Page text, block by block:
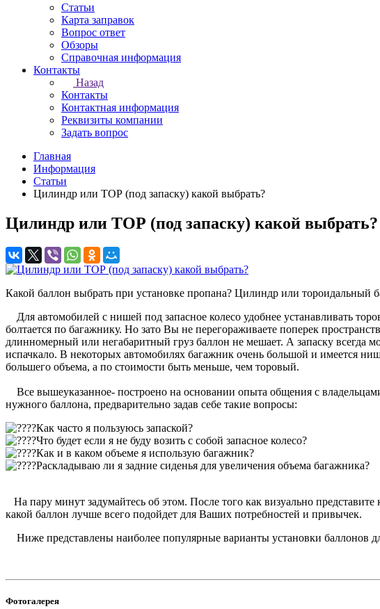
Статьи
Карта заправок
Вопрос ответ
Обзоры
Справочная информация
Контакты
Назад
Контакты
Контактная информация
Реквизиты компании
Задать вопрос
Главная
Информация
Статьи
Цилиндр или ТОР (под запаску) какой выбрать?
Цилиндр или ТОР (под запаску) какой выбрать?
Какой баллон выбрать при установке пропана? Цилиндр или
Для автомобилей с нишей под запасное колесо удобнее устанавливать
болтается по багажнику. Но зато Вы не перегораживаете поперек
длинномерный или негабаритный груз баллон не мешает. А запаску всегда
испачкало. В некоторых автомобилях багажник очень большой и имеется
большего объема, а по стоимости быть меньше, чем торовый.
Все вышеуказанное- построено на основании опыта общения с
нужного баллона, предварительно задав себе такие вопросы:
Как часто я пользуюсь запаской?
Что будет если я не буду возить с собой запасное колесо?
Как и в каком объеме я использую багажник?
Раскладываю ли я задние сиденья для увеличения объема багажника?
На пару минут задумайтесь об этом. После того как визуально
какой баллон лучше всего подойдет для Ваших потребностей и привычек.
Ниже представлены наиболее популярные варианты установки баллонов
Фотогалерея